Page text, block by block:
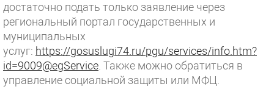
достаточно подать только заявление через
региональный портал государственных и
муниципальных
услуг: https://gosuslugi74.ru/pgu/services/info.htm?
id=9009@egService . Также можно обратиться в
управление социальной защиты или МФЦ.